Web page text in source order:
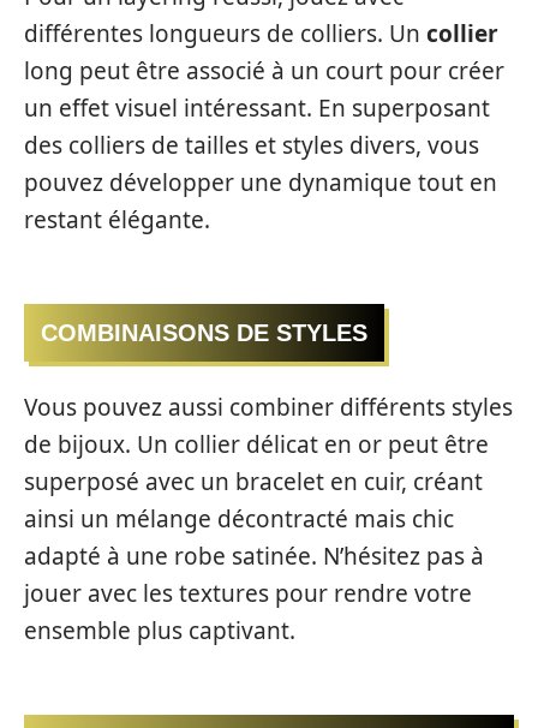
différentes longueurs de colliers. Un collier
long peut être associé à un court pour créer
un effet visuel intéressant. En superposant
des colliers de tailles et styles divers, vous
pouvez développer une dynamique tout en
restant élégante.
COMBINAISONS DE STYLES
Vous pouvez aussi combiner différents styles
de bijoux. Un collier délicat en or peut être
superposé avec un bracelet en cuir, créant
ainsi un mélange décontracté mais chic
adapté à une robe satinée. N’hésitez pas à
jouer avec les textures pour rendre votre
ensemble plus captivant.